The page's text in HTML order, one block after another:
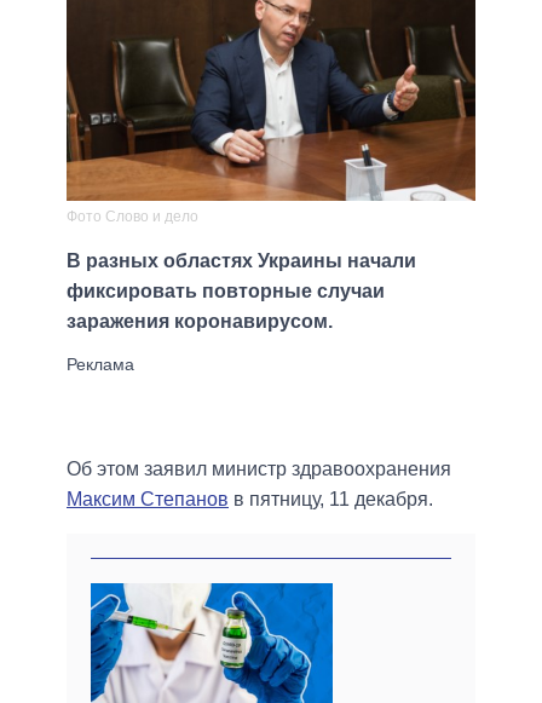
Фото Слово и дело
В разных областях Украины начали
фиксировать повторные случаи
заражения коронавирусом.
Об этом заявил министр здравоохранения
Максим Степанов в пятницу, 11 декабря.